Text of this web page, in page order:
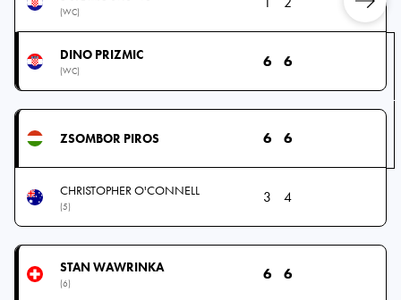
(WC)
DINO PRIZMIC
(WC)
6 6
ZSOMBOR PIROS 6 6
CHRISTOPHER O'CONNELL
(5)
3 4
STAN WAWRINKA
(6)
6 6